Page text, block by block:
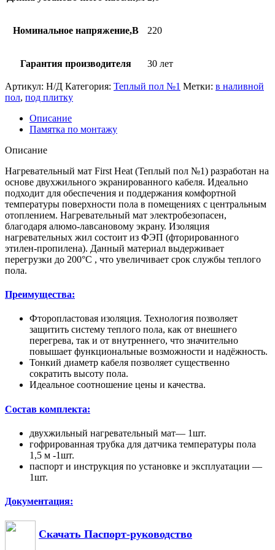
Номинальное напряжение,В 220
Гарантия производителя 30 лет
Артикул: Н/Д Категория: Теплый пол №1 Метки: в наливной
пол, под плитку
Описание
Памятка по монтажу
Описание
Нагревательный мат First Heat (Теплый пол №1) разработан на
основе двухжильного экранированного кабеля. Идеально
подходит для обеспечения и поддержания комфортной
температуры поверхности пола в помещениях с центральным
отоплением. Нагревательный мат электробезопасен,
благодаря алюмо-лавсановому экрану. Изоляция
нагревательных жил состоит из ФЭП (фторированного
этилен-пропилена). Данный материал выдерживает
перегрузки до 200°С , что увеличивает срок службы теплого
пола.
Преимущества:
Фторопластовая изоляция. Технология позволяет
защитить систему теплого пола, как от внешнего
перегрева, так и от внутреннего, что значительно
повышает функциональные возможности и надёжность.
Тонкий диаметр кабеля позволяет существенно
сократить высоту пола.
Идеальное соотношение цены и качества.
Состав комплекта:
двухжильный нагревательный мат— 1шт.
гофрированная трубка для датчика температуры пола
1,5 м -1шт.
паспорт и инструкция по установке и эксплуатации —
1шт.
Документация:
Скачать Паспорт-руководство